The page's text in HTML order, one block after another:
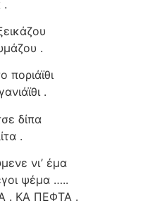
.
.
.
δίπα
.
νι’ έμα
ψέμα …..
. ΚΑ ΠΕΦΤΑ .